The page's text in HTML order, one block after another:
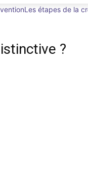
Les étapes de la
?